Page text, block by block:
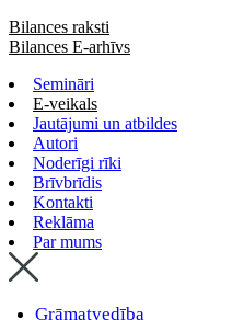
Bilances raksti
Bilances E-arhīvs
Semināri
E-veikals
Jautājumi un atbildes
Autori
Noderīgi rīki
Brīvbrīdis
Kontakti
Reklāma
Par mums
Grāmatvedība